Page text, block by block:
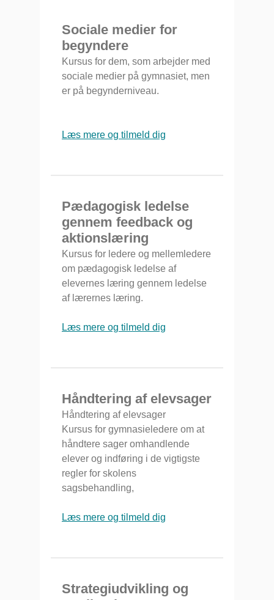
Sociale medier for
begyndere
Kursus for dem, som arbejder med
sociale medier på gymnasiet, men
er på begynderniveau.
Læs mere og tilmeld dig
Pædagogisk ledelse
gennem feedback og
aktionslæring
Kursus for ledere og mellemledere
om pædagogisk ledelse af
elevernes læring gennem ledelse
af lærernes læring.
Læs mere og tilmeld dig
Håndtering af elevsager
Håndtering af elevsager
Kursus for gymnasieledere om at
håndtere sager omhandlende
elever og indføring i de vigtigste
regler for skolens
sagsbehandling,
Læs mere og tilmeld dig
Strategiudvikling og